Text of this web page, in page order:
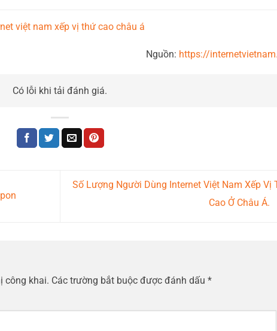
việt nam xếp vị thứ cao châu á
Nguồn: https://
Có lỗi khi tải đánh giá.
Số Lượng Người Dùng Internet Việt Nam Xếp Vị
Cao Ở Châu Á.
công khai. Các trường bắt buộc được đánh dấu *